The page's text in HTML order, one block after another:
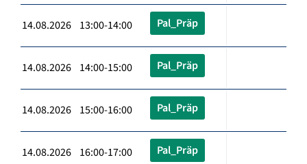
14.08.2026 13:00-14:00 Pal_Präp
14.08.2026 14:00-15:00 Pal_Präp
14.08.2026 15:00-16:00 Pal_Präp
14.08.2026 16:00-17:00 Pal_Präp